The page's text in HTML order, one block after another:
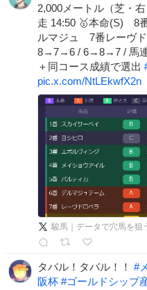
2,000メートル（芝・
走 14:50 🥇本命(S) 8
ルマジュ 7番レーヴ
8→7→6 / 6→8→7 / 馬連
＋同コース成績で選出
pic.x.com/NtLEkwfX2n
駿馬｜データで穴馬を狙
タバル！タバル！！ #
阪杯 #ゴールドシップ